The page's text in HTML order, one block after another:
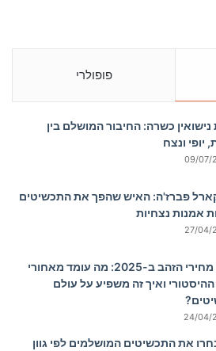
פופולרי
כשרה: החיבור המושלם בין
יופי ונצח
09/07/
פברז'ה: האיש שהפך את התכשיטים
אמנות נצחיות
27/04/
עליית מחירי הזהב ב-2025: מה עומד מאחורי
ואיך זה משפיע על עולם
24/04/
את התכשיטים המושלמים לפי גוון